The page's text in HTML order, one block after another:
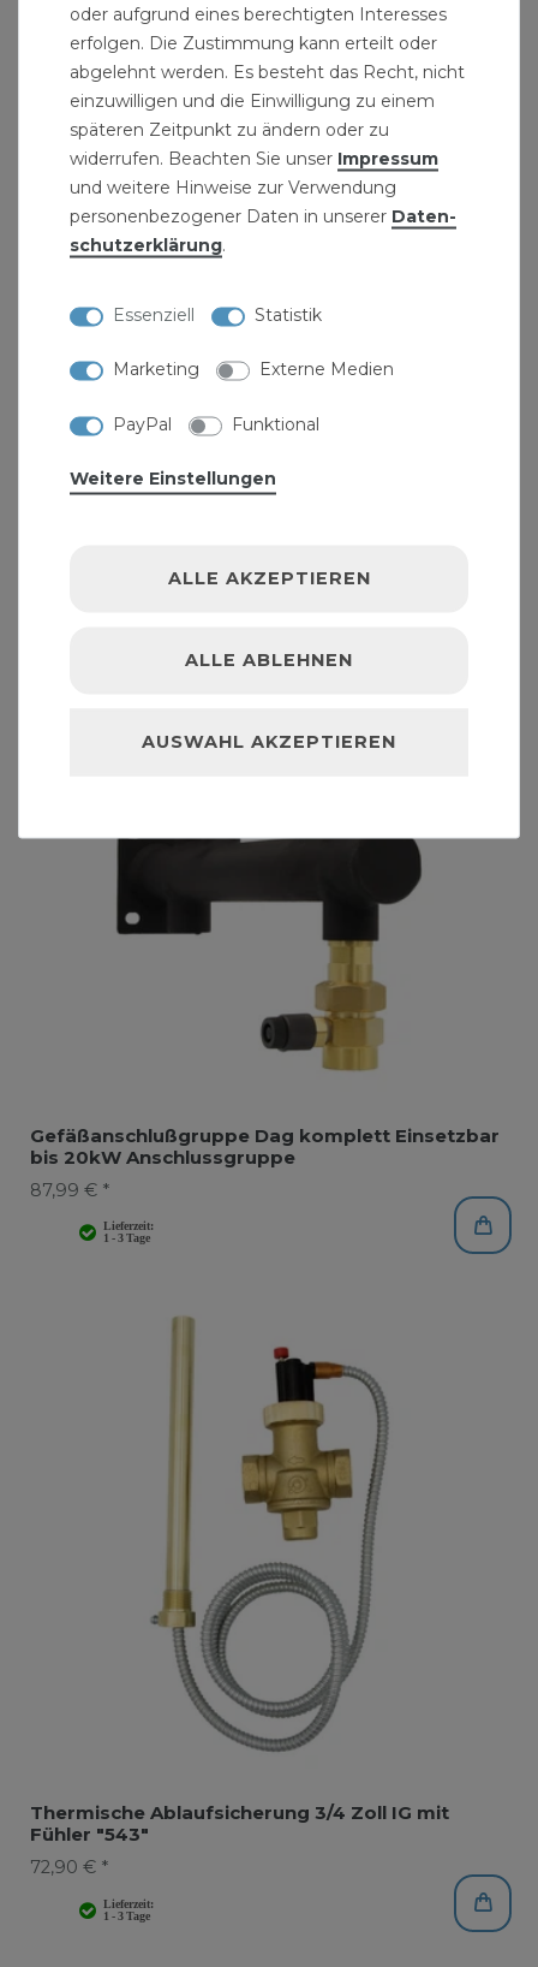
Membranventil für Heizung "5320"
Gefäßanschlußgruppe Dag komplett Einsetzbar
bis 20kW Anschlussgruppe
87,99 € *
Thermische Ablaufsicherung 3/4 Zoll IG mit
Fühler "543"
72,90 € *
oder aufgrund eines berechtigten Interesses
erfolgen. Die Zustimmung kann erteilt oder
abgelehnt werden. Es besteht das Recht, nicht
einzuwilligen und die Einwilligung zu einem
späteren Zeitpunkt zu ändern oder zu
widerrufen. Beachten Sie unser Impressum
und weitere Hinweise zur Verwendung
personenbezogener Daten in unserer Daten­
schutz­erklärung.
Essenziell Statistik
Marketing Externe Medien
PayPal Funktional
Weitere Einstellungen
ALLE AKZEPTIEREN
ALLE ABLEHNEN
AUSWAHL AKZEPTIEREN